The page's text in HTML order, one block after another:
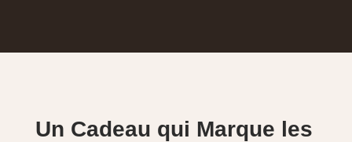
Un Cadeau qui Marque les